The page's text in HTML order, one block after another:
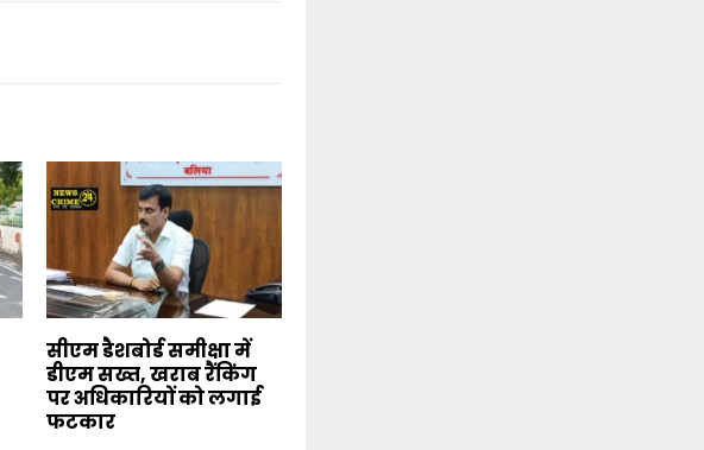
सीएम डैशबोर्ड समीक्षा में
डीएम सख्त, खराब रैंकिंग
पर अधिकारियों को लगाई
फटकार